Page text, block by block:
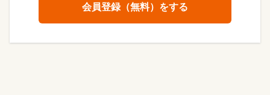
会員登録（無料）をする